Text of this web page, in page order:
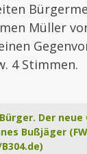
Müller
4 Stimmen.
Der neue
Bußjäger